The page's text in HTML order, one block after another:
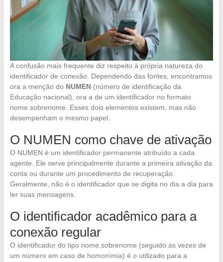
A confusão mais frequente diz respeito à própria natureza do
identificador de conexão. Dependendo das fontes, encontramos
ora a menção do NUMEN(número de identificação da
Educação nacional), ora a de um identificador no formato
nome.sobrenome. Esses dois elementos existem, mas não
desempenham o mesmo papel.
O NUMEN como chave de ativação
O NUMEN é um identificador permanente atribuído a cada
agente. Ele serve principalmente durante a primeira ativação da
conta ou durante um procedimento de recuperação.
Geralmente, não é o identificador que se digita no dia a dia para
ler suas mensagens.
O identificador acadêmico para a
conexão regular
O identificador do tipo nome.sobrenome (seguido às vezes de
um número em caso de homonímia) é o utilizado para a